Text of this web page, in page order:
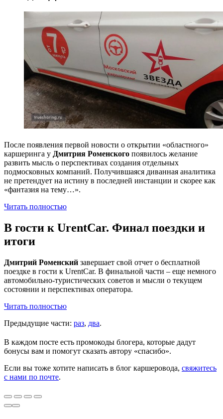
После появления первой новости о открытии «областного»
каршеринга у Дмитрия Роменского появилось желание
развить мысль о перспективах создания отдельных
подмосковных компаний. Получившаяся диванная аналитика
не претендует на истину в последней инстанции и скорее как
«фантазия на тему…».
Читать полностью
В гости к UrentCar. Финал поездки и
итоги
Дмитрий Роменский завершает свой отчет о бесплатной
поездке в гости к UrentCar. В финальной части – еще немного
автомобильно-туристических советов и мысли о текущем
состоянии и перспективах оператора.
Читать полностью
Предыдущие части: раз, два.
В каждом посте есть промокоды блогера, которые дадут
бонусы вам и помогут сказать автору «спасибо».
Если вы тоже хотите написать в блог каршеровода, свяжитесь
с нами по почте.